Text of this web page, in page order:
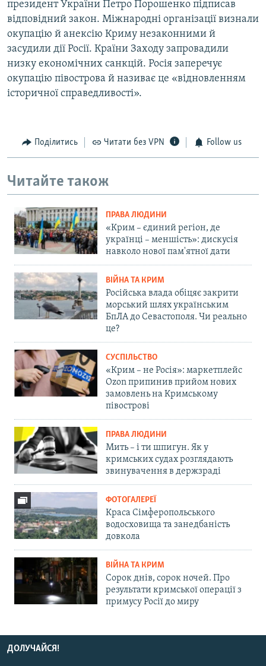
президент України Петро Порошенко підписав
відповідний закон. Міжнародні організації визнали
окупацію й анексію Криму незаконними й
засудили дії Росії. Країни Заходу запровадили
низку економічних санкцій. Росія заперечує
окупацію півострова й називає це «відновленням
історичної справедливості».
Поділитись Читати без VPN Follow us
Читайте також
ПРАВА ЛЮДИНИ
«Крим – єдиний регіон, де
українці – меншість»: дискусія
навколо нової пам'ятної дати
ВІЙНА ТА КРИМ
Російська влада обіцяє закрити
морський шлях українським
БпЛА до Севастополя. Чи реально
це?
СУСПІЛЬСТВО
«Крим – не Росія»: маркетплейс
Ozon припинив прийом нових
замовлень на Кримському
півострові
ПРАВА ЛЮДИНИ
Мить – і ти шпигун. Як у
кримських судах розглядають
звинувачення в держзраді
ФОТОГАЛЕРЕЇ
Краса Сімферопольського
водосховища та занедбаність
довкола
ВІЙНА ТА КРИМ
Сорок днів, сорок ночей. Про
результати кримської операції з
примусу Росії до миру
ДОЛУЧАЙСЯ!